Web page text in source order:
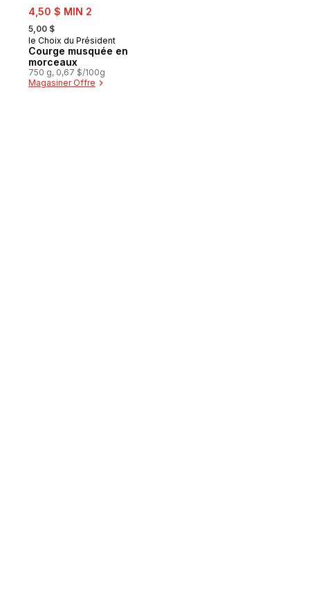
sale:
4,50 $ MIN 2
, formerly:
5,00 $
le Choix du Président
Courge musquée en
morceaux
750 g, 0,67 $/100g
Magasiner Offre